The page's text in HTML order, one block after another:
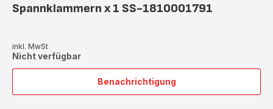
Spannklammern x 1 SS-1810001791
inkl. MwSt
Nicht verfügbar
BenachrichtigungSpannklammern
x